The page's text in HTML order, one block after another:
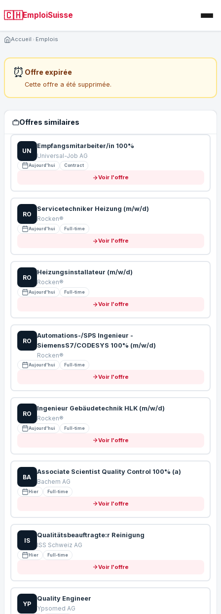
🇨🇭EmploiSuisse
Accueil Emplois
⏰ Offre expirée
Cette offre a été supprimée.
Offres similaires
UN
Empfangsmitarbeiter/in 100%
Universal-Job AG
Aujourd'hui Contract
Voir l'offre
RO
Servicetechniker Heizung (m/w/d)
Rocken®
Aujourd'hui Full-time
Voir l'offre
RO
Heizungsinstallateur (m/w/d)
Rocken®
Aujourd'hui Full-time
Voir l'offre
RO
Automations-/SPS Ingenieur -
SiemensS7/CODESYS 100% (m/w/d)
Rocken®
Aujourd'hui Full-time
Voir l'offre
RO
Ingenieur Gebäudetechnik HLK (m/w/d)
Rocken®
Aujourd'hui Full-time
Voir l'offre
BA
Associate Scientist Quality Control 100% (a)
Bachem AG
Hier Full-time
Voir l'offre
IS
Qualitätsbeauftragte:r Reinigung
ISS Schweiz AG
Hier Full-time
Voir l'offre
YP
Quality Engineer
Ypsomed AG